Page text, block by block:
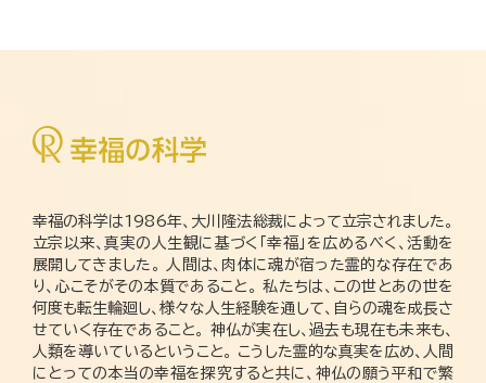
幸福の科学は1986年、大川隆法総裁によって立宗されました。
立宗以来、真実の人生観に基づく「幸福」を広めるべく、活動を
展開してきました。 人間は、肉体に魂が宿った霊的な存在であ
り、心こそがその本質であること。 私たちは、この世とあの世を
何度も転生輪廻し、様々な人生経験を通して、自らの魂を成長さ
せていく存在であること。 神仏が実在し、過去も現在も未来も、
人類を導いているということ。 こうした霊的な真実を広め、人間
にとっての本当の幸福を探究すると共に、神仏の願う平和で繁